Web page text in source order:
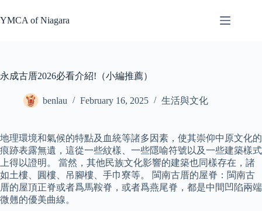
to
content
YMCA of Niagara
永成古厝2026必看介紹!（小編推薦）
benlau February 16, 2025 生活與文化
地理環境和氣候的特點及血統等諸多因素，使其崇仰中原文化的
痕跡表露無遺，這從一些紋樣、一些隱喻符號以及一些建築樣式
上得以證明。 當然，其他民族文化影響的建築也同樣存在，諸
如土樓、圓樓、吊腳樓、手巾寮等。 閩南古厝的屋脊：閩南古
厝的屋頂正脊或者爲馬鞍脊，或者爲燕尾脊，都是中間凹陷兩端
微翹的優美曲線。